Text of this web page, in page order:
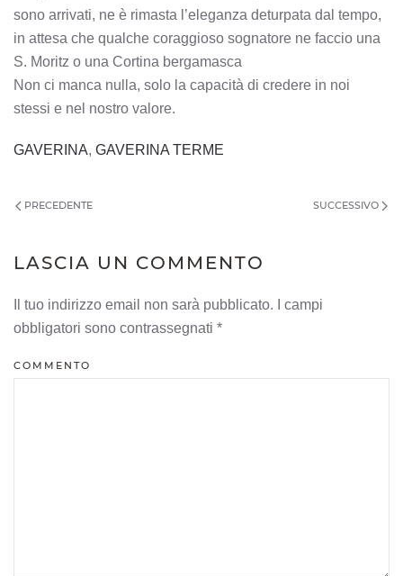
sono arrivati, ne è rimasta l’eleganza deturpata dal tempo,
in attesa che qualche coraggioso sognatore ne faccio una
S. Moritz o una Cortina bergamasca
Non ci manca nulla, solo la capacità di credere in noi
stessi e nel nostro valore.
GAVERINA, GAVERINA TERME
PRECEDENTE SUCCESSIVO
LASCIA UN COMMENTO
Il tuo indirizzo email non sarà pubblicato. I campi
obbligatori sono contrassegnati *
COMMENTO